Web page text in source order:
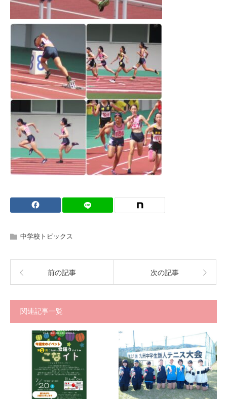
中学校トピックス
前の記事 次の記事
関連記事一覧